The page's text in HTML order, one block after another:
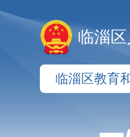
临淄
临淄区教育